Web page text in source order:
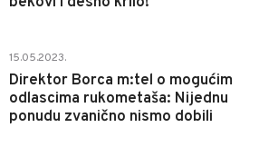
15.05.2023.
Direktor Borca m:tel o mogućim
odlascima rukometaša: Nijednu
ponudu zvanično nismo dobili